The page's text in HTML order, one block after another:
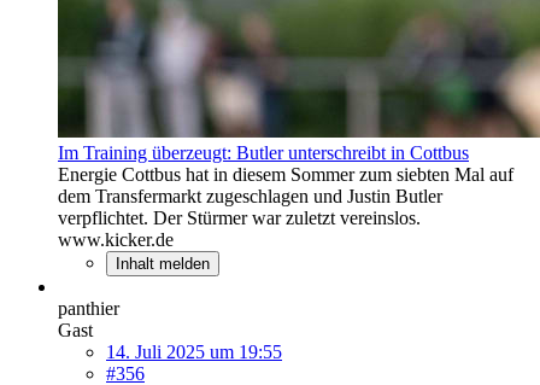
Im Training überzeugt: Butler unterschreibt in Cottbus
Energie Cottbus hat in diesem Sommer zum siebten Mal auf
dem Transfermarkt zugeschlagen und Justin Butler
verpflichtet. Der Stürmer war zuletzt vereinslos.
www.kicker.de
Inhalt melden
panthier
Gast
14. Juli 2025 um 19:55
#356